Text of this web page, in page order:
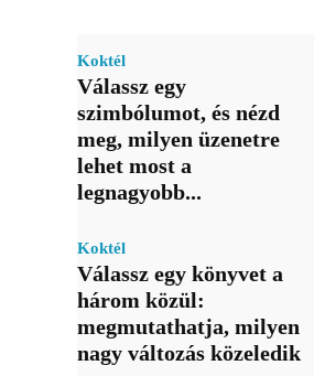
Koktél
Válassz egy
szimbólumot, és nézd
meg, milyen üzenetre
lehet most a
legnagyobb...
Koktél
Válassz egy könyvet a
három közül:
megmutathatja, milyen
nagy változás közeledik